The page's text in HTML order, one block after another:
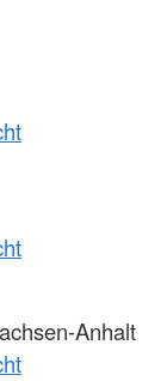
Anhalt